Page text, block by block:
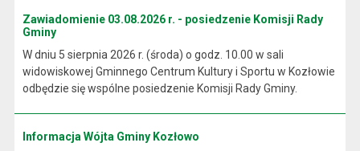
Zawiadomienie 03.08.2026 r. - posiedzenie Komisji Rady
Gminy
W dniu 5 sierpnia 2026 r. (środa) o godz. 10.00 w sali
widowiskowej Gminnego Centrum Kultury i Sportu w Kozłowie
odbędzie się wspólne posiedzenie Komisji Rady Gminy.
Informacja Wójta Gminy Kozłowo